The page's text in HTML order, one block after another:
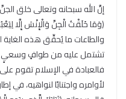
إنَّ الله سبحانه وتعالى خلق
﴿وَمَا خَلَقْتُ الْجِنَّ وَالْإِنْسَ إِلَّا
والطاعات ما يُحقِّق هذه
تشتمل عليه من طوافٍ وسعيٍ
فالعبادة في الإسلام تقوم على
لأوامره واجتنابًا لنواهيه، في